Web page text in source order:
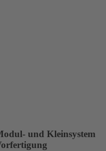
und Kleinsystem